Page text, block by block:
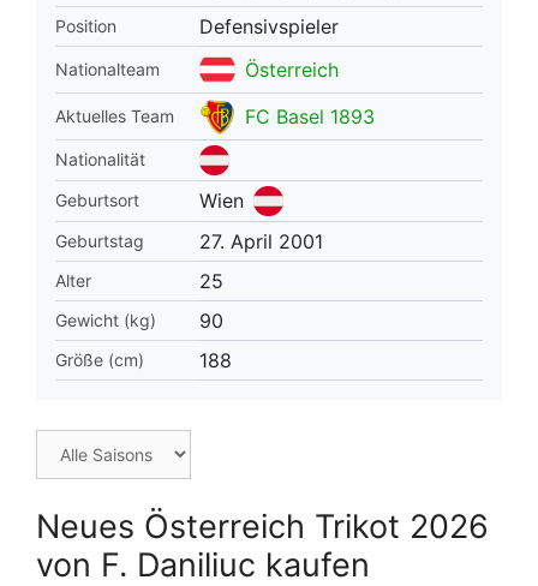
Position Defensivspieler
Nationalteam Österreich
Aktuelles Team FC Basel 1893
Nationalität
Geburtsort
Wien
Geburtstag 27. April 2001
Alter 25
Gewicht (kg) 90
Größe (cm) 188
Neues Österreich Trikot 2026
von F. Daniliuc kaufen